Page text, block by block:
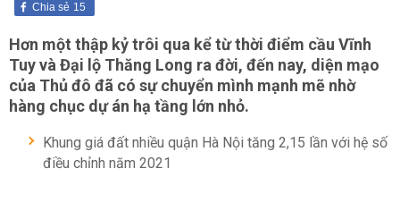
15
Chia sẻ
Hơn một thập kỷ trôi qua kể từ thời điểm cầu Vĩnh
Tuy và Đại lộ Thăng Long ra đời, đến nay, diện mạo
của Thủ đô đã có sự chuyển mình mạnh mẽ nhờ
hàng chục dự án hạ tầng lớn nhỏ.
Khung giá đất nhiều quận Hà Nội tăng 2,15 lần với hệ số
điều chỉnh năm 2021